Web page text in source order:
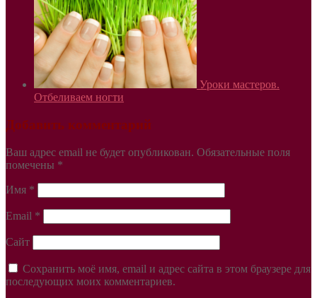
Уроки мастеров.
Отбеливаем ногти
Добавить комментарий
Ваш адрес email не будет опубликован. Обязательные поля
помечены *
Имя *
Email *
Сайт
Сохранить моё имя, email и адрес сайта в этом браузере для
последующих моих комментариев.